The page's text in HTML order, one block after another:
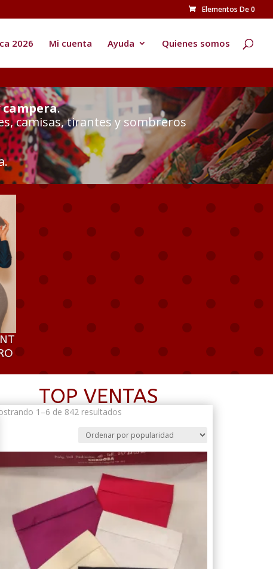
Elementos De 0
2026 Mi cuenta Ayuda Quienes somos
Búsqueda
productos
.
camisas, tirantes y sombreros
TOP VENTAS
1–6 de 842 resultados
popularidad